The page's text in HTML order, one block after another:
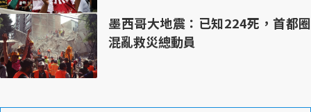
墨西哥大地震：已知224死，首都圈
混亂救災總動員